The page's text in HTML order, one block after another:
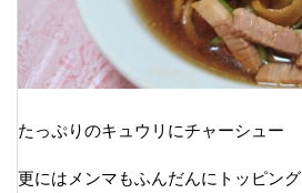
たっぷりのキュウリにチャーシュー
更にはメンマもふんだんにトッピング